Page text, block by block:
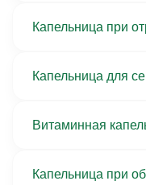
Капельница при
Капельница для
Витаминная
Капельница при